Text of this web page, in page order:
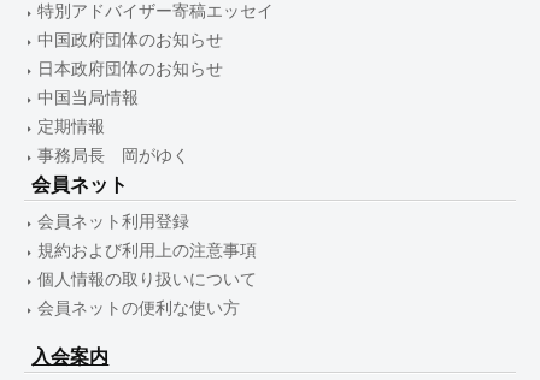
特別アドバイザー寄稿エッセイ
中国政府団体のお知らせ
日本政府団体のお知らせ
中国当局情報
定期情報
事務局長 岡がゆく
会員ネット
会員ネット利用登録
規約および利用上の注意事項
個人情報の取り扱いについて
会員ネットの便利な使い方
入会案内